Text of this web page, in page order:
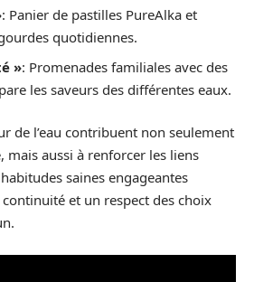
: Panier de pastilles PureAlka et
quotidiennes.
»: Promenades familiales avec des
les saveurs des différentes eaux.
de l’eau contribuent non seulement
mais aussi à renforcer les liens
saines engageantes
continuité et un respect des choix